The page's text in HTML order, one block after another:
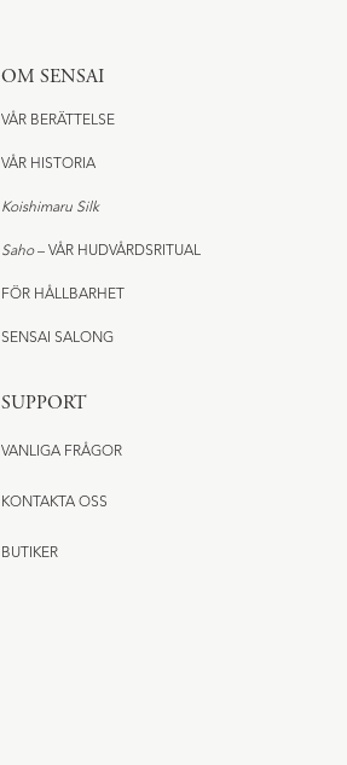
OM SENSAI
VÅR BERÄTTELSE
VÅR HISTORIA
Koishimaru Silk
Saho– VÅR HUDVÅRDSRITUAL
FÖR HÅLLBARHET
SENSAI SALONG
SUPPORT
VANLIGA FRÅGOR
KONTAKTA OSS
BUTIKER